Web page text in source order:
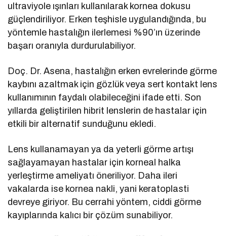
ultraviyole ışınları kullanılarak kornea dokusu
güçlendiriliyor. Erken teşhisle uygulandığında, bu
yöntemle hastalığın ilerlemesi %90’ın üzerinde
başarı oranıyla durdurulabiliyor.
Doç. Dr. Asena, hastalığın erken evrelerinde görme
kaybını azaltmak için gözlük veya sert kontakt lens
kullanımının faydalı olabileceğini ifade etti. Son
yıllarda geliştirilen hibrit lenslerin de hastalar için
etkili bir alternatif sunduğunu ekledi.
Lens kullanamayan ya da yeterli görme artışı
sağlayamayan hastalar için korneal halka
yerleştirme ameliyatı öneriliyor. Daha ileri
vakalarda ise kornea nakli, yani keratoplasti
devreye giriyor. Bu cerrahi yöntem, ciddi görme
kayıplarında kalıcı bir çözüm sunabiliyor.